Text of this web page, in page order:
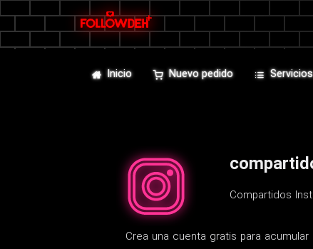
Inicio Nuevo pedido Servicios
Compartidos
Crea una cuenta gratis para